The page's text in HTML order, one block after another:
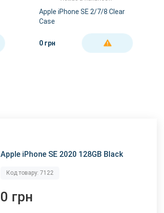
Apple iPhone SE 2/7/8 Clear
Case
0 грн ДЕТАЛЬНІШЕ
Apple iPhone SE 2020 128GB Black
Код товару: 7122
0 грн